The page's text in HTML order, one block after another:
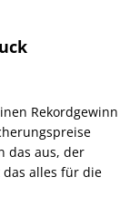
Rekordgewinn
das aus, der
alles für die